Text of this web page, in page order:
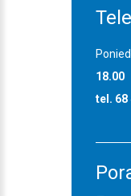
18.00
tel. 68